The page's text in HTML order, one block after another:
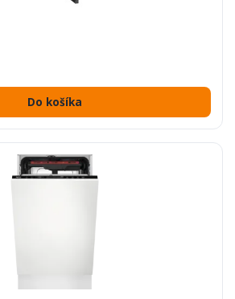
Do košíka